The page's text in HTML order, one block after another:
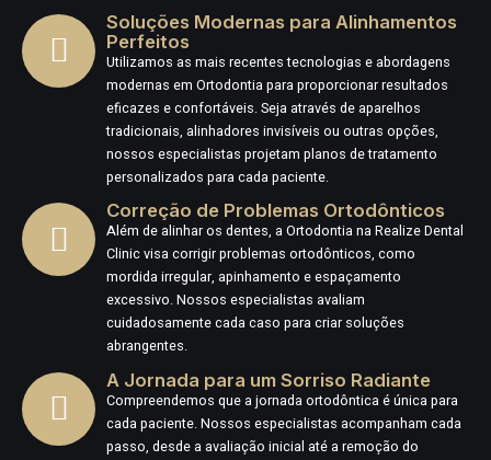
Soluções Modernas para Alinhamentos
Perfeitos
Utilizamos as mais recentes tecnologias e abordagens
modernas em Ortodontia para proporcionar resultados
eficazes e confortáveis. Seja através de aparelhos
tradicionais, alinhadores invisíveis ou outras opções,
nossos especialistas projetam planos de tratamento
personalizados para cada paciente.
Correção de Problemas Ortodônticos
Além de alinhar os dentes, a Ortodontia na Realize Dental
Clinic visa corrigir problemas ortodônticos, como
mordida irregular, apinhamento e espaçamento
excessivo. Nossos especialistas avaliam
cuidadosamente cada caso para criar soluções
abrangentes.
A Jornada para um Sorriso Radiante
Compreendemos que a jornada ortodôntica é única para
cada paciente. Nossos especialistas acompanham cada
passo, desde a avaliação inicial até a remoção do